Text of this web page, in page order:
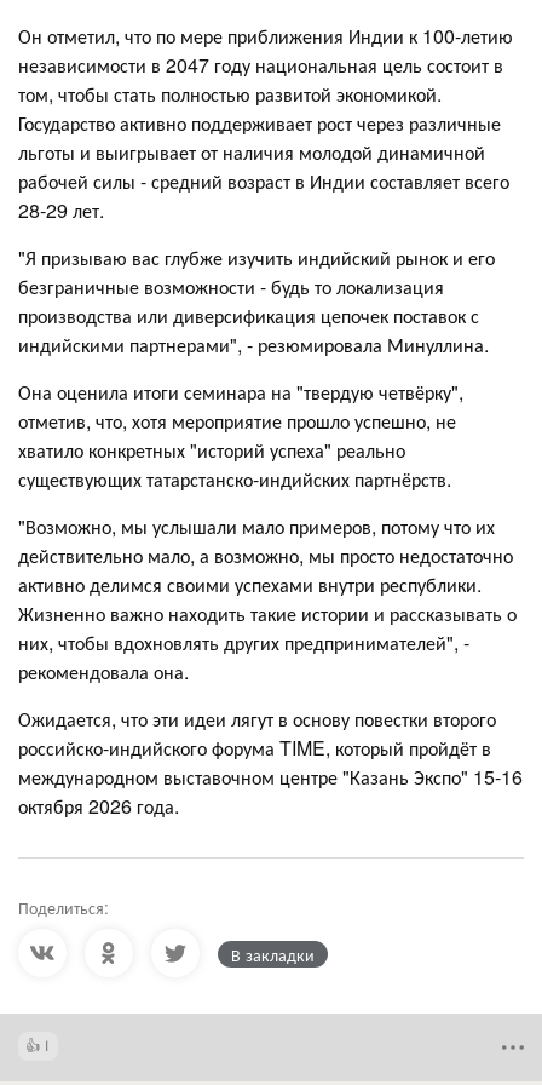
Он отметил, что по мере приближения Индии к 100-летию
независимости в 2047 году национальная цель состоит в
том, чтобы стать полностью развитой экономикой.
Государство активно поддерживает рост через различные
льготы и выигрывает от наличия молодой динамичной
рабочей силы - средний возраст в Индии составляет всего
28-29 лет.
"Я призываю вас глубже изучить индийский рынок и его
безграничные возможности - будь то локализация
производства или диверсификация цепочек поставок с
индийскими партнерами", - резюмировала Минуллина.
Она оценила итоги семинара на "твердую четвёрку",
отметив, что, хотя мероприятие прошло успешно, не
хватило конкретных "историй успеха" реально
существующих татарстанско-индийских партнёрств.
"Возможно, мы услышали мало примеров, потому что их
действительно мало, а возможно, мы просто недостаточно
активно делимся своими успехами внутри республики.
Жизненно важно находить такие истории и рассказывать о
них, чтобы вдохновлять других предпринимателей", -
рекомендовала она.
Ожидается, что эти идеи лягут в основу повестки второго
российско-индийского форума TIME, который пройдёт в
международном выставочном центре "Казань Экспо" 15-16
октября 2026 года.
Поделиться:
В закладки
1